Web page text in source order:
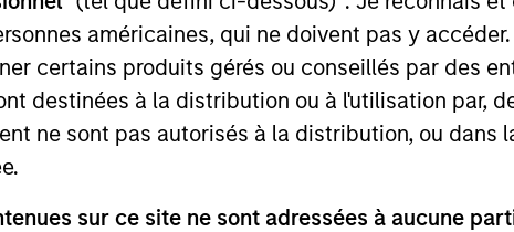
américaines, qui ne doivent pas y
certains produits gérés ou conseillés par des
destinées à la distribution ou à l'utilisation par,
ne sont pas autorisés à la distribution, ou dans
sur ce site ne sont adressées à aucune
or will perform well in the future (for current holdings). The
information on this website has not been authorized,
agree that you are navigating to a third party site. We are
is not and does not imply any endorsement, approval,
hyperlinked site. In no event shall we be responsible for the